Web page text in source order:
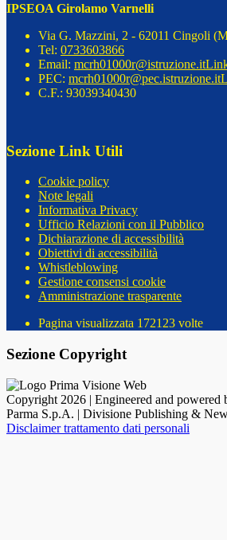
IPSEOA Girolamo Varnelli
Via G. Mazzini, 2 - 62011 Cingoli
Tel: 0733603866
Email: mcrh01000r@istruzione.it
PEC: mcrh01000r@pec.istruzione.it
C.F.: 93039340430
Sezione Link Utili
Cookie policy
Note legali
Informativa Privacy
Ufficio Relazioni con il Pubblico
Dichiarazione di accessibilità
Obiettivi di accessibilità
Whistleblowing
Gestione consensi cookie
Amministrazione trasparente
Pagina visualizzata 172123 volte
Sezione Copyright
Copyright 2026 | Engineered and powered
Parma S.p.A. | Divisione Publishing &
Disclaimer trattamento dati personali